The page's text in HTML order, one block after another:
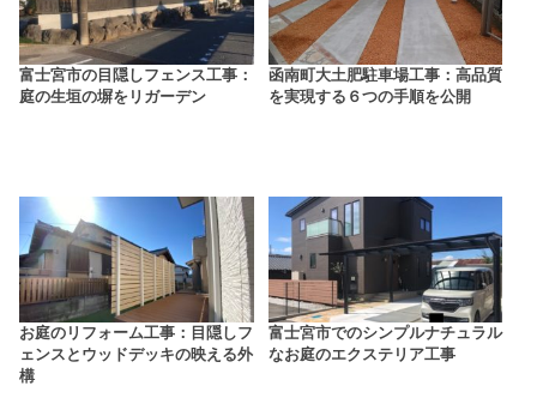
富士宮市の目隠しフェンス工事：
庭の生垣の塀をリガーデン
函南町大土肥駐車場工事：高品質
を実現する６つの手順を公開
お庭のリフォーム工事：目隠しフ
ェンスとウッドデッキの映える外
構
富士宮市でのシンプルナチュラル
なお庭のエクステリア工事